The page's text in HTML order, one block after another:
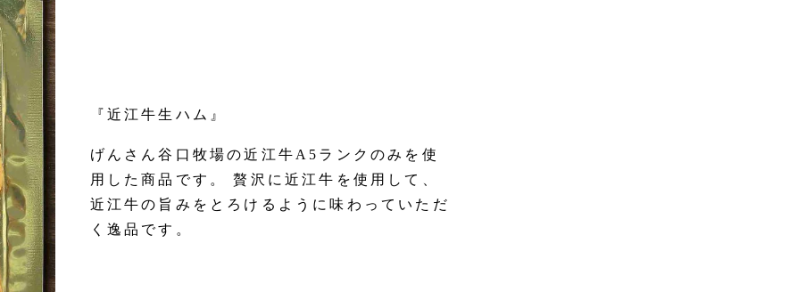
『近江牛生ハム』
げんさん谷口牧場の近江牛A5ランクのみを使
用した商品です。 贅沢に近江牛を使用して、
近江牛の旨みをとろけるように味わっていただ
く逸品です。